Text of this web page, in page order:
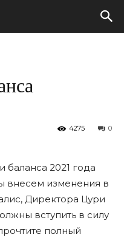
0
4275
баланса 2021 года
внесем изменения в
Директора Цури
вступить в силу
полный